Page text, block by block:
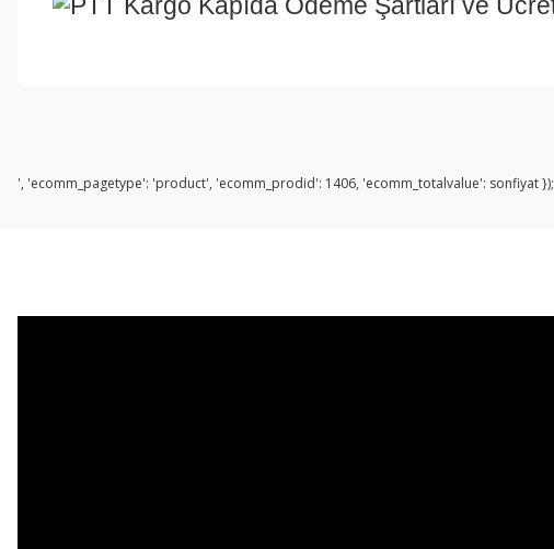
', 'ecomm_pagetype': 'product', 'ecomm_prodid': 1406, 'ecomm_totalvalue': sonfiyat });